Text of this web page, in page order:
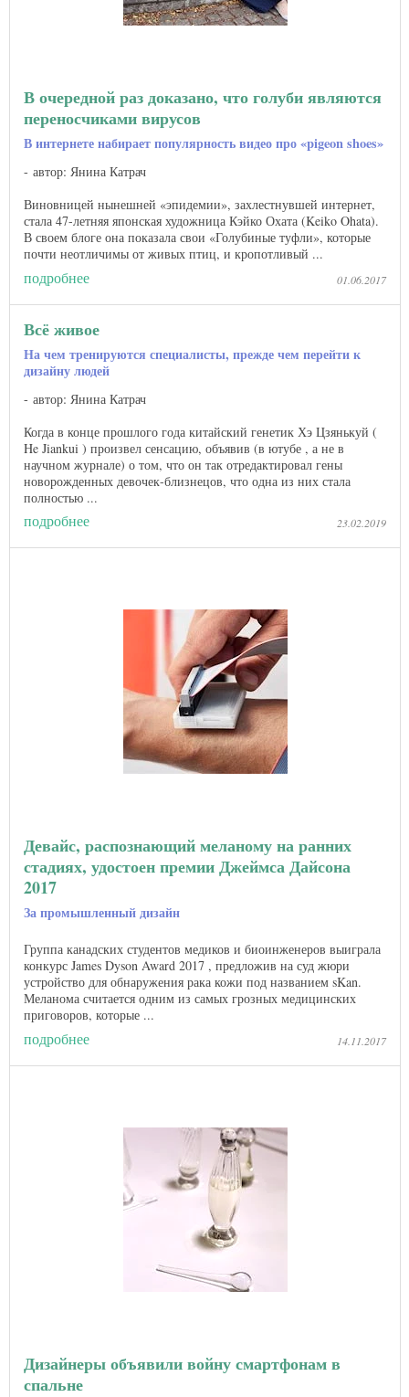
В очередной раз доказано, что голуби являются
переносчиками вирусов
В интернете набирает популярность видео про «pigeon shoes»
автор: Янина Катрач
Виновницей нынешней «эпидемии», захлестнувшей интернет,
стала 47-летняя японская художница Кэйко Охата (Keiko Ohata).
В своем блоге она показала свои «Голубиные туфли», которые
почти неотличимы от живых птиц, и кропотливый ...
подробнее 01.06.2017
Всё живое
На чем тренируются специалисты, прежде чем перейти к
дизайну людей
автор: Янина Катрач
Когда в конце прошлого года китайский генетик Хэ Цзянькуй (
He Jiankui ) произвел сенсацию, объявив (в ютубе , а не в
научном журнале) о том, что он так отредактировал гены
новорожденных девочек-близнецов, что одна из них стала
полностью ...
подробнее 23.02.2019
Девайс, распознающий меланому на ранних
стадиях, удостоен премии Джеймса Дайсона
2017
За промышленный дизайн
Группа канадских студентов медиков и биоинженеров выиграла
конкурс James Dyson Award 2017 , предложив на суд жюри
устройство для обнаружения рака кожи под названием sKan.
Меланома считается одним из самых грозных медицинских
приговоров, которые ...
подробнее 14.11.2017
Дизайнеры объявили войну смартфонам в
спальне